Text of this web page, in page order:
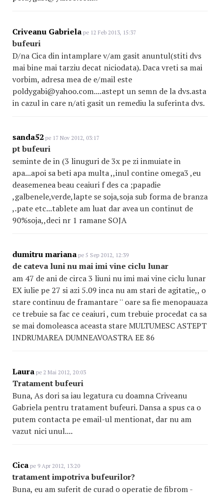
Criveanu Gabriela pe 12 Feb 2013, 15:37
bufeuri
D/na Cica din intamplare v/am gasit anuntul(stiti dvs
mai bine mai tarziu decat niciodata). Daca vreti sa mai
vorbim, adresa mea de e/mail este
poldygabi@yahoo.com....astept un semn de la dvs.asta
in cazul in care n/ati gasit un remediu la suferinta dvs.
sanda52 pe 17 Nov 2012, 03:17
pt bufeuri
seminte de in (3 linuguri de 3x pe zi inmuiate in
apa...apoi sa beti apa multa ,,inul contine omega3 ,eu
deasemenea beau ceaiuri f des ca ;papadie
,galbenele,verde,lapte se soja,soja sub forma de branza
,.pate etc...tablete am luat dar avea un continut de
90%soja,,deci nr 1 ramane SOJA
dumitru mariana pe 5 Sep 2012, 12:39
de cateva luni nu mai imi vine ciclu lunar
am 47 de ani de circa 3 liuni nu imi mai vine ciclu lunar
EX iulie pe 27 si azi 5.09 inca nu am stari de agitatie,, o
stare continuu de framantare '' oare sa fie menopauaza
ce trebuie sa fac ce ceaiuri , cum trebuie procedat ca sa
se mai domoleasca aceasta stare MULTUMESC ASTEPT
INDRUMAREA DUMNEAVOASTRA EE 86
Laura pe 2 Mai 2012, 20:03
Tratament bufeuri
Buna, As dori sa iau legatura cu doamna Criveanu
Gabriela pentru tratament bufeuri. Dansa a spus ca o
putem contacta pe email-ul mentionat, dar nu am
vazut nici unul....
Cica pe 9 Apr 2012, 13:20
tratament impotriva bufeurilor?
Buna, eu am suferit de curad o operatie de fibrom -